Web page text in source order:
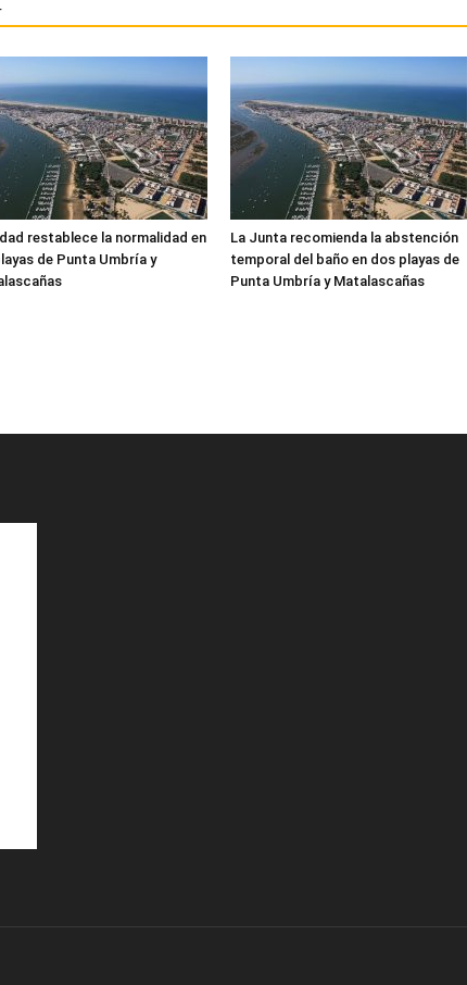
restablece la normalidad en
de Punta Umbría y
La Junta recomienda la abstención
temporal del baño en dos playas de
Punta Umbría y Matalascañas